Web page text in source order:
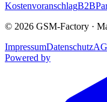
KostenvoranschlagB2B
© 2026 GSM-Factory ·
ImpressumDatenschutz
Powered by